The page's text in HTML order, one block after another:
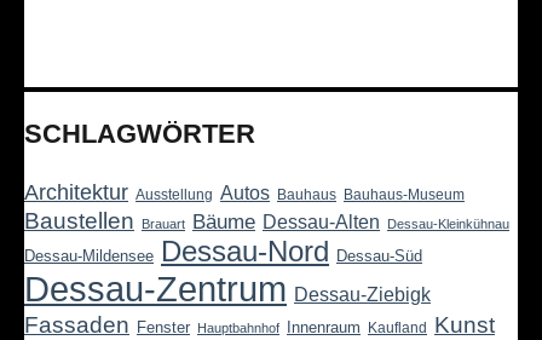
SCHLAGWÖRTER
Architektur Ausstellung Autos Bauhaus Bauhaus-Museum
Baustellen Brauart Bäume Dessau-Alten Dessau-Kleinkühnau
Dessau-Mildensee Dessau-Nord Dessau-Süd
Dessau-Zentrum Dessau-Ziebigk
Fassaden Fenster Hauptbahnhof Innenraum Kaufland Kunst